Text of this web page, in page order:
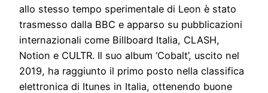
allo stesso tempo sperimentale di Leon è stato
trasmesso dalla BBC e apparso su pubblicazioni
internazionali come Billboard Italia, CLASH,
Notion e CULTR. Il suo album ‘Cobalt’, uscito nel
2019, ha raggiunto il primo posto nella classifica
elettronica di Itunes in Italia, ottenendo buone